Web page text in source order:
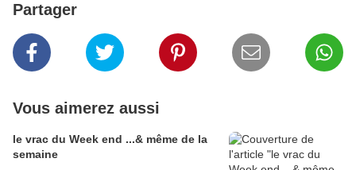
Partager
Vous aimerez aussi
le vrac du Week end ...& même de la
semaine